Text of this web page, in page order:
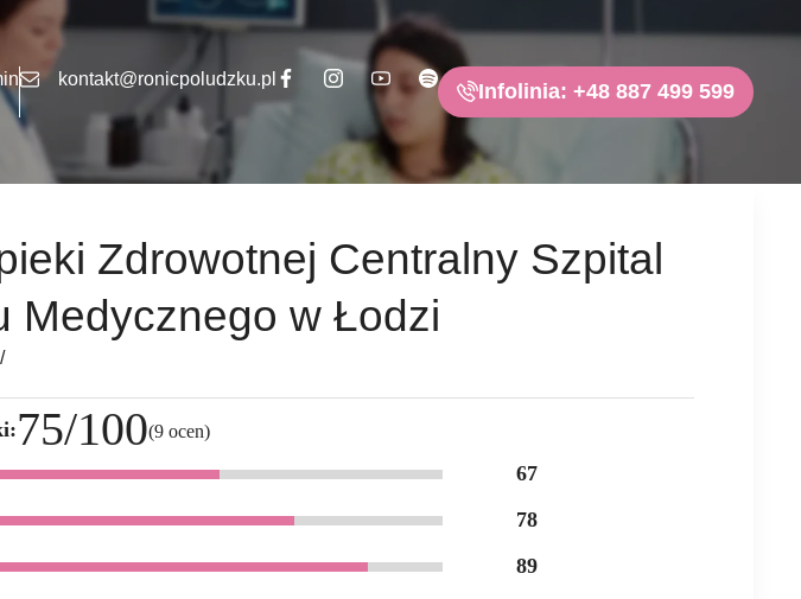
kontakt@ronicpoludzku.pl
Infolinia: +48 887 499 599
Zdrowotnej Centralny Szpital
Medycznego w Łodzi
75/100(9 ocen)
67
78
89